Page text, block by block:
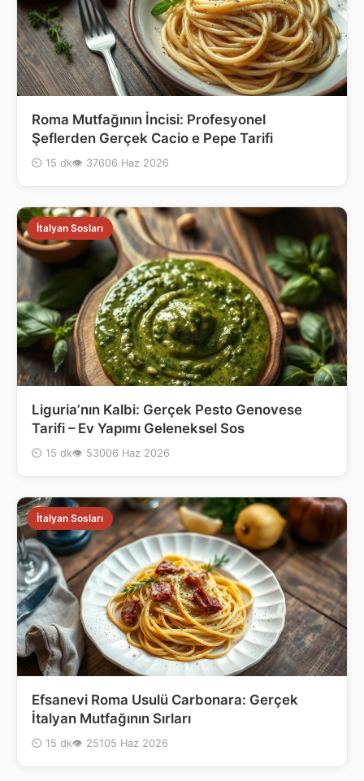
Roma Mutfağının İncisi: Profesyonel
Şeflerden Gerçek Cacio e Pepe Tarifi
⏲ 15 dk👁 37606 Haz 2026
İtalyan Sosları
Liguria’nın Kalbi: Gerçek Pesto Genovese
Tarifi – Ev Yapımı Geleneksel Sos
⏲ 15 dk👁 53006 Haz 2026
İtalyan Sosları
Efsanevi Roma Usulü Carbonara: Gerçek
İtalyan Mutfağının Sırları
⏲ 15 dk👁 251 05 Haz 2026